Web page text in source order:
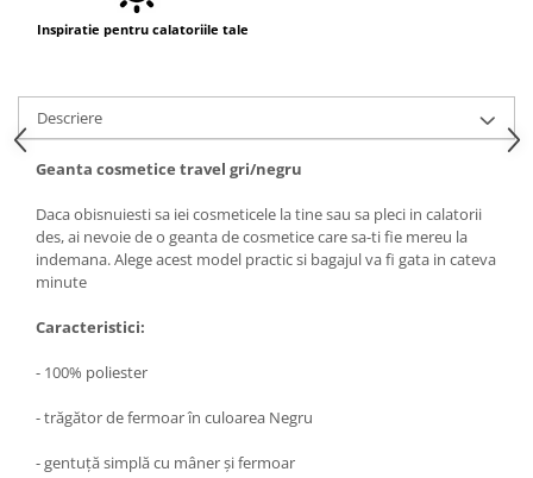
Inspiratie pentru calatoriile tale
Descriere
Geanta cosmetice travel gri/negru
Daca obisnuiesti sa iei cosmeticele la tine sau sa pleci in calatorii
des, ai nevoie de o geanta de cosmetice care sa-ti fie mereu la
indemana. Alege acest model practic si bagajul va fi gata in cateva
minute
Caracteristici:
- 100% poliester
- trăgător de fermoar în culoarea Negru
- gentuţă simplă cu mâner şi fermoar